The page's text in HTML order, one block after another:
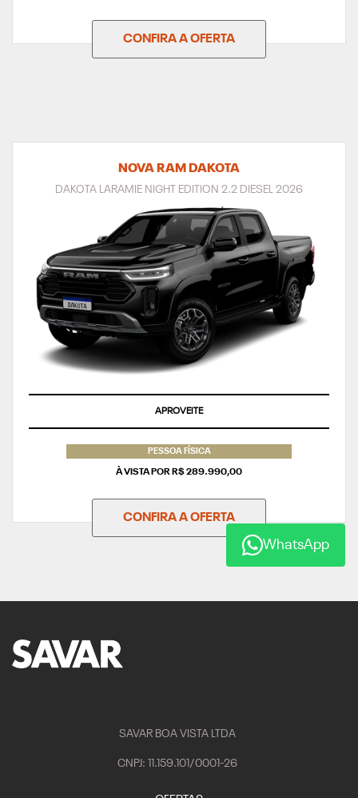
CONFIRA A OFERTA
NOVA RAM DAKOTA
DAKOTA LARAMIE NIGHT EDITION 2.2 DIESEL 2026
APROVEITE
PESSOA FÍSICA
À VISTA POR R$ 289.990,00
CONFIRA A OFERTA
SAVAR BOA VISTA LTDA
CNPJ: 11.159.101/0001-26
WhatsApp